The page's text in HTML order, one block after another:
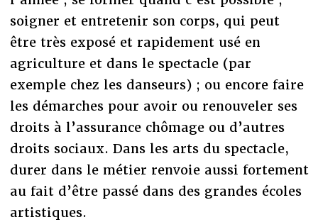
soigner et entretenir son corps, qui peut
être très exposé et rapidement usé en
agriculture et dans le spectacle (par
exemple chez les danseurs) ; ou encore faire
les démarches pour avoir ou renouveler ses
droits à l’assurance chômage ou d’autres
droits sociaux. Dans les arts du spectacle,
durer dans le métier renvoie aussi fortement
au fait d’être passé dans des grandes écoles
artistiques.